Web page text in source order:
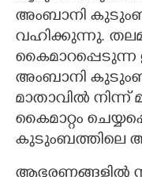
CONTACT US
അംബാനി
വഹിക്കുന്നു.
അംബാനി
മാതാവിൽ നിന്ന്
കൈമാറ്റം
കുടുംബത്തിലെ